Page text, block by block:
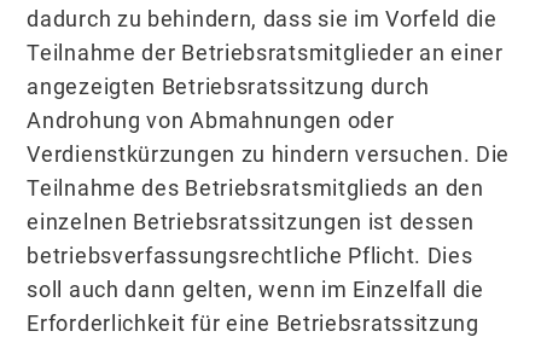
dadurch zu behindern, dass sie im Vorfeld die
Teilnahme der Betriebsratsmitglieder an einer
angezeigten Betriebsratssitzung durch
Androhung von Abmahnungen oder
Verdienstkürzungen zu hindern versuchen. Die
Teilnahme des Betriebsratsmitglieds an den
einzelnen Betriebsratssitzungen ist dessen
betriebsverfassungsrechtliche Pflicht. Dies
soll auch dann gelten, wenn im Einzelfall die
Erforderlichkeit für eine Betriebsratssitzung